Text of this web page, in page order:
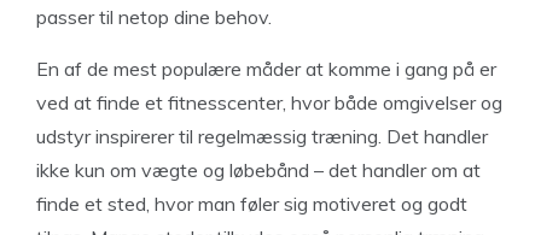
passer til netop dine behov.
En af de mest populære måder at komme i gang på er
ved at finde et fitnesscenter, hvor både omgivelser og
udstyr inspirerer til regelmæssig træning. Det handler
ikke kun om vægte og løbebånd – det handler om at
finde et sted, hvor man føler sig motiveret og godt